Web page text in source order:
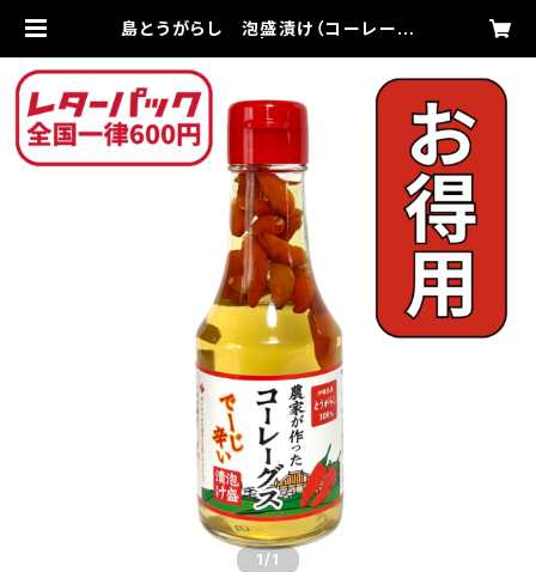
島とうがらし 泡盛漬け（コーレーグ
1 /1